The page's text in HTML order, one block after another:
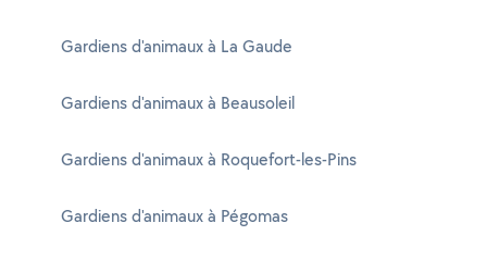
Gardiens d'animaux à La Gaude
Gardiens d'animaux à Beausoleil
Gardiens d'animaux à Roquefort-les-Pins
Gardiens d'animaux à Pégomas